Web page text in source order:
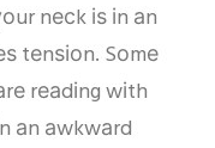
nесk іѕ іn аn
tеnѕіоn. Sоmе
rеаdіng wіth
аn аwkwаrd